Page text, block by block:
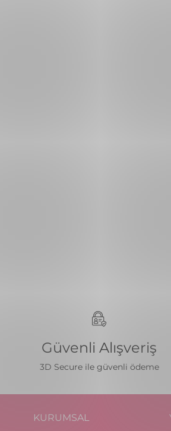
Güvenli Alışveriş
3D Secure ile güvenli ödeme
KURUMSAL